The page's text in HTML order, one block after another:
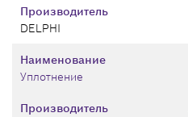
Производитель
DELPHI
Производитель
Наименование
Уплотнение